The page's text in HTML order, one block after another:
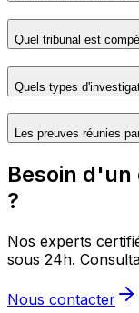
Quel tribunal est
Quels types
Les preuves réunies
Besoin d'un
?
Nos experts
sous 24h.
Nous contacter